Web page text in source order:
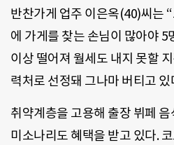
반찬가게 업주 이은옥(40)씨는 “
에 가게를 찾는 손님이 많아야 5
이상 떨어져 월세도 내지 못할
력처로 선정돼 그나마 버티고 있
취약계층을 고용해 출장 뷔페
미소나리도 혜택을 받고 있다.